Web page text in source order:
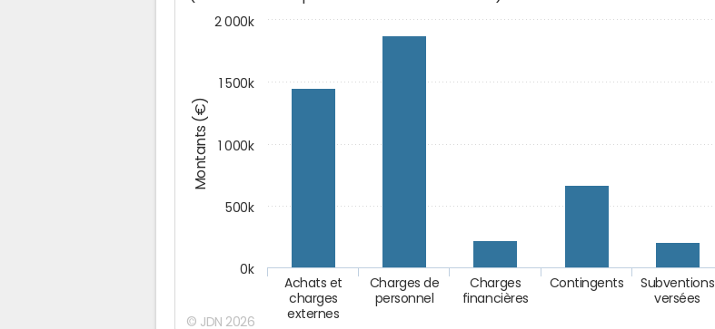
Montants (€)
Achats et
charges
externes
Charges de
personnel
Charges
financières
Contingents
Subventions
versées
0k
500k
1 000k
1 500k
2 000k
© JDN 2026